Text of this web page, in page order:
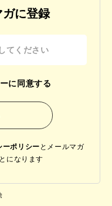
ガに登録
に同意する
ーポリシー と メールマガ
になります